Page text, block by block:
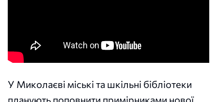
У Миколаєві міські та шкільні бібліотеки
планують поповнити примірниками нової